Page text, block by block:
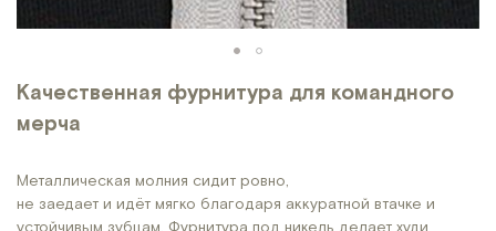
Качественная фурнитура для командного
мерча
Металлическая молния сидит ровно,
не заедает и идёт мягко благодаря аккуратной втачке и
устойчивым зубцам. Фурнитура под никель делает худи